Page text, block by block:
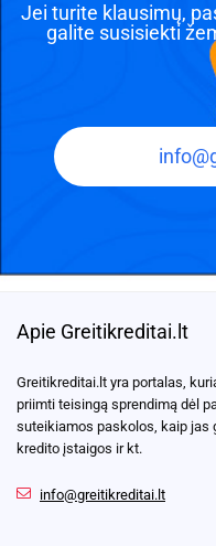
Jei turite klausimų,
galite susisiekti
Apie Greitikreditai.lt
Greitikreditai.lt yra portalas,
priimti teisingą sprendimą dėl
suteikiamos paskolos, kaip jas
kredito įstaigos ir kt.
info@greitikreditai.lt